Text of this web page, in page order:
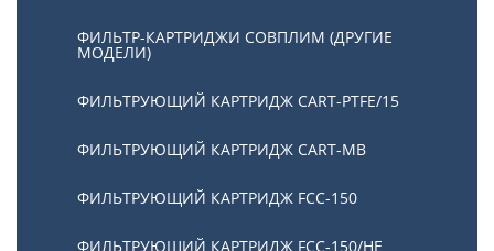
ФИЛЬТР-КАРТРИДЖИ СОВПЛИМ (ДРУГИЕ
МОДЕЛИ)
ФИЛЬТРУЮЩИЙ КАРТРИДЖ CART-PTFE/15
ФИЛЬТРУЮЩИЙ КАРТРИДЖ CART-MB
ФИЛЬТРУЮЩИЙ КАРТРИДЖ FCC-150
ФИЛЬТРУЮЩИЙ КАРТРИДЖ FCC-150/HE